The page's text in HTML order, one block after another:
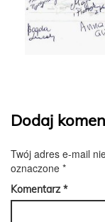
Dodaj
Twój adres e-mail
oznaczone *
Komentarz*